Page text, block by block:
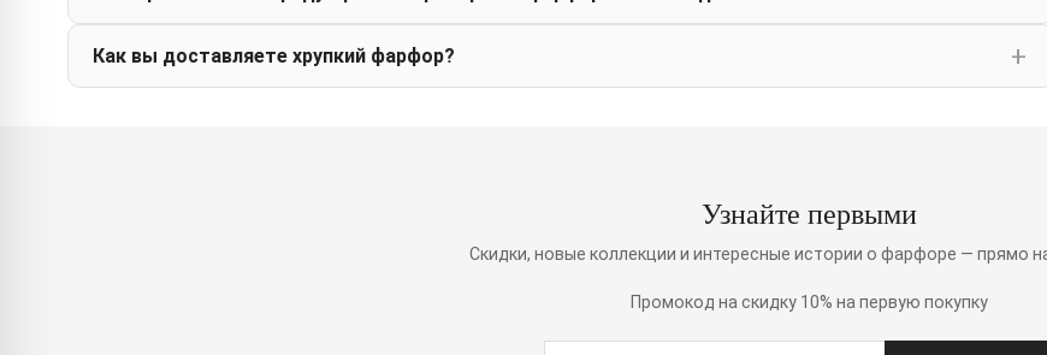
Как вы доставляете хрупкий фарфор?
Узнайте первыми
Скидки, новые коллекции и интересные истории о фарфоре — прямо
Промокод на скидку 10% на первую покупку